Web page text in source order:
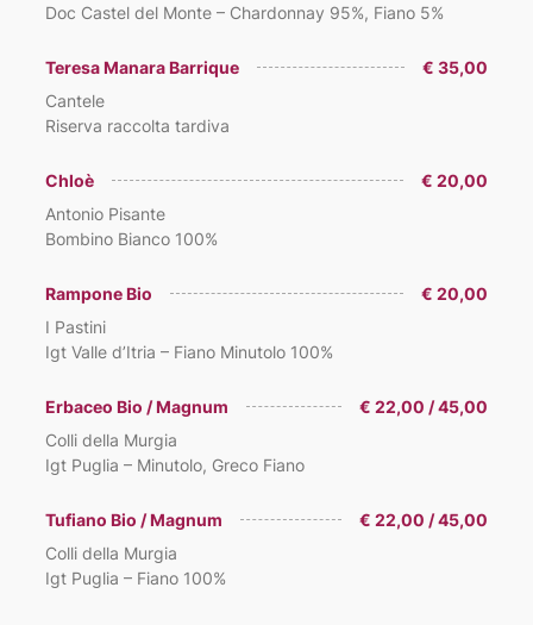
Doc Castel del Monte – Chardonnay 95%, Fiano 5%
Teresa Manara Barrique
€ 35,00
Cantele
Riserva raccolta tardiva
Chloè
€ 20,00
Antonio Pisante
Bombino Bianco 100%
Rampone Bio
€ 20,00
I Pastini
Igt Valle d’Itria – Fiano Minutolo 100%
Erbaceo Bio / Magnum
€ 22,00 / 45,00
Colli della Murgia
Igt Puglia – Minutolo, Greco Fiano
Tufiano Bio / Magnum
€ 22,00 / 45,00
Colli della Murgia
Igt Puglia – Fiano 100%